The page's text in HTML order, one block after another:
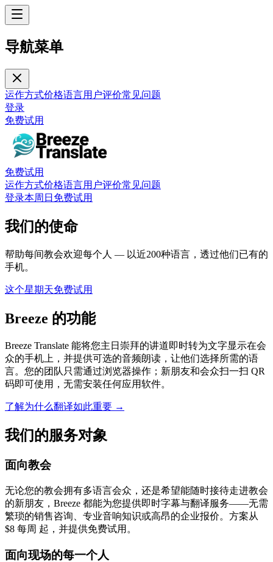
导航菜单
运作方式价格语言用户评价常见问题
登录
免费试用
免费试用
运作方式价格语言用户评价常见问题
登录本周日免费试用
我们的使命
帮助每间教会欢迎每个人 — 以近200种语言，透过他们已有的
手机。
这个星期天免费试用
Breeze 的功能
Breeze Translate 能将您主日崇拜的讲道即时转为文字显示在会
众的手机上，并提供可选的音频朗读，让他们选择所需的语
言。您的团队只需通过浏览器操作；新朋友和会众扫一扫 QR
码即可使用，无需安装任何应用软件。
了解为什么翻译如此重要 →
我们的服务对象
面向教会
无论您的教会拥有多语言会众，还是希望能随时接待走进教会
的新朋友，Breeze 都能为您提供即时字幕与翻译服务——无需
繁琐的销售咨询、专业音响知识或高昂的企业报价。方案从
$8 每周 起，并提供免费试用。
面向现场的每一个人